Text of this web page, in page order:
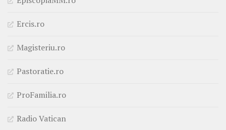
Ercis.ro
Magisteriu.ro
Pastoratie.ro
ProFamilia.ro
Radio Vatican